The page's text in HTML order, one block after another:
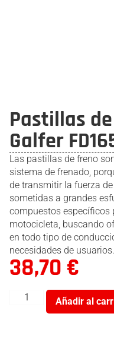
Pastillas
Galfer
Las pastillas de freno
sistema de frenado,
de transmitir la fuerza
sometidas a grandes
compuestos específicos
motocicleta, buscando
en todo tipo de
necesidades de usuarios.
38,70 €
Añadir al